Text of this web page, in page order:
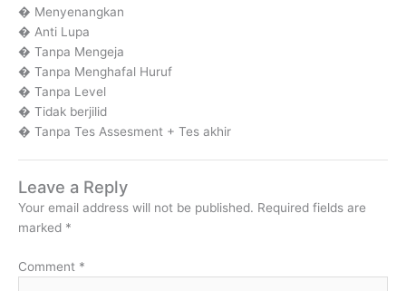
� Menyenangkan
� Anti Lupa
� Tanpa Mengeja
� Tanpa Menghafal Huruf
� Tanpa Level
� Tidak berjilid
� Tanpa Tes Assesment + Tes akhir
Leave a Reply
Your email address will not be published. Required fields are
marked *
Comment *